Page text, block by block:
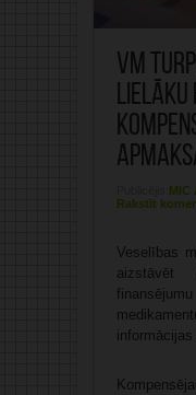
VM
lielāku
Rakstīt
Veselības
aizstāvēt
informācijas